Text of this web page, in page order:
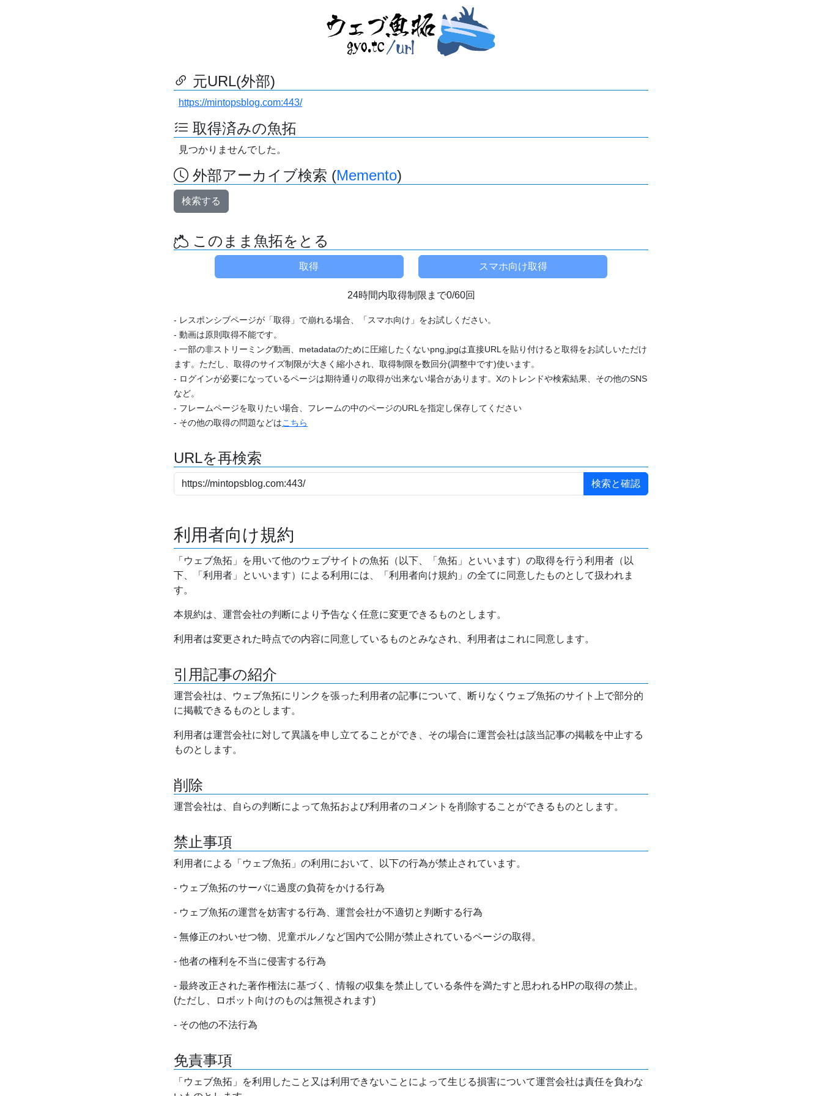
元URL(外部)
https://mintopsblog.com:443/
取得済みの魚拓
見つかりませんでした。
外部アーカイブ検索 (Memento)
検索する
このまま魚拓をとる
24時間内取得制限まで0/60回
- レスポンシブページが「取得」で崩れる場合、「スマホ向け」をお試しください。
- 動画は原則取得不能です。
- 一部の非ストリーミング動画、metadataのために圧縮したくないpng,jpgは直接URLを貼り付けると取得をお試しいただけ
ます。ただし、取得のサイズ制限が大きく縮小され、取得制限を数回分(調整中です)使います。
- ログインが必要になっているページは期待通りの取得が出来ない場合があります。Xのトレンドや検索結果、その他のSNS
など。
- フレームページを取りたい場合、フレームの中のページのURLを指定し保存してください
- その他の取得の問題などはこちら
URLを再検索
利用者向け規約
「ウェブ魚拓」を用いて他のウェブサイトの魚拓（以下、「魚拓」といいます）の取得を行う利用者（以
下、「利用者」といいます）による利用には、「利用者向け規約」の全てに同意したものとして扱われま
す。
本規約は、運営会社の判断により予告なく任意に変更できるものとします。
利用者は変更された時点での内容に同意しているものとみなされ、利用者はこれに同意します。
引用記事の紹介
運営会社は、ウェブ魚拓にリンクを張った利用者の記事について、断りなくウェブ魚拓のサイト上で部分的
に掲載できるものとします。
利用者は運営会社に対して異議を申し立てることができ、その場合に運営会社は該当記事の掲載を中止する
ものとします。
削除
運営会社は、自らの判断によって魚拓および利用者のコメントを削除することができるものとします。
禁止事項
利用者による「ウェブ魚拓」の利用において、以下の行為が禁止されています。
- ウェブ魚拓のサーバに過度の負荷をかける行為
- ウェブ魚拓の運営を妨害する行為、運営会社が不適切と判断する行為
- 無修正のわいせつ物、児童ポルノなど国内で公開が禁止されているページの取得。
- 他者の権利を不当に侵害する行為
- 最終改正された著作権法に基づく、情報の収集を禁止している条件を満たすと思われるHPの取得の禁止。
(ただし、ロボット向けのものは無視されます)
- その他の不法行為
免責事項
「ウェブ魚拓」を利用したこと又は利用できないことによって生じる損害について運営会社は責任を負わな